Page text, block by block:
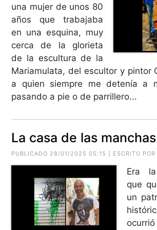
una mujer de unos 80
años que trabajaba
en una esquina, muy
cerca de la glorieta
de la escultura de la
Mariamulata, del escultor y pintor
a quien siempre me detenía a
pasando a pie o de parrillero...
La casa de las manchas
PUBLICADO 28/01/2025 05:15 | ESCRITO POR
Era
que
un